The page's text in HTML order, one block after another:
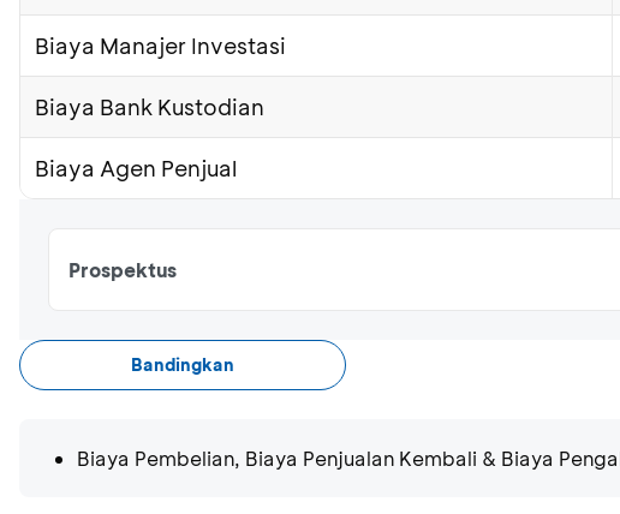
Biaya Manajer Investasi
Biaya Bank Kustodian
Biaya Agen Penjual
Prospektus
Bandingkan
Biaya Pembelian, Biaya Penjualan Kembali & Biaya